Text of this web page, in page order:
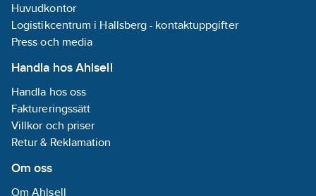
Spärrbricka medföljer
KV. Hålmått Ø34-37 mm.
Huvudkontor
Logistikcentrum i Hallsberg - kontaktuppgifter
Press och media
Handla hos Ahlsell
Handla hos oss
Faktureringssätt
Villkor och priser
Retur & Reklamation
Om oss
Om Ahlsell